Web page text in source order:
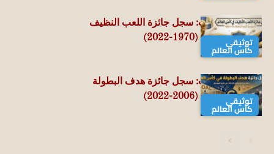
توثيقي
كأس العالم
👑 عرش الذهب: سجل جائزة اللعب النظيف
في كأس العالم (1970-2022)
توثيقي
كأس العالم
👑 عرش الذهب: سجل جائزة هدف البطولة
في كأس العالم (2006-2022)